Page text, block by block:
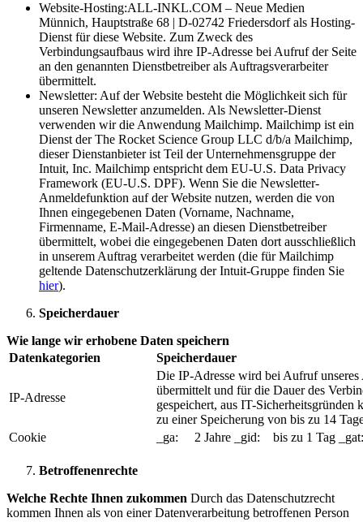
Website-Hosting:ALL-INKL.COM – Neue Medien
Münnich, Hauptstraße 68 | D-02742 Friedersdorf als Hosting-
Dienst für diese Website. Zum Zweck des
Verbindungsaufbaus wird ihre IP-Adresse bei Aufruf der Seite
an den genannten Dienstbetreiber als Auftragsverarbeiter
übermittelt.
Newsletter: Auf der Website besteht die Möglichkeit sich für
unseren Newsletter anzumelden. Als Newsletter-Dienst
verwenden wir die Anwendung Mailchimp. Mailchimp ist ein
Dienst der The Rocket Science Group LLC d/b/a Mailchimp,
dieser Dienstanbieter ist Teil der Unternehmensgruppe der
Intuit, Inc. Mailchimp entspricht dem EU-U.S. Data Privacy
Framework (EU-U.S. DPF). Wenn Sie die Newsletter-
Anmeldefunktion auf der Website nutzen, werden die von
Ihnen eingegebenen Daten (Vorname, Nachname,
Firmenname, E-Mail-Adresse) an diesen Dienstbetreiber
übermittelt, wobei die eingegebenen Daten dort ausschließlich
in unserem Auftrag verarbeitet werden (die für Mailchimp
geltende Datenschutzerklärung der Intuit-Gruppe finden Sie
hier).
Speicherdauer
Wie lange wir erhobene Daten speichern
Datenkategorien
Speicherdauer
IP-Adresse
Die IP-Adresse wird bei Aufruf unseres
übermittelt und für die Dauer des
gespeichert, aus IT-Sicherheitsgründen
zu einer Speicherung von bis zu 14
Cookie
_ga: 2 Jahre _gid: bis zu 1 Tag
Betroffenenrechte
Welche Rechte Ihnen zukommen Durch das Datenschutzrecht
kommen Ihnen als von einer Datenverarbeitung betroffenen Person